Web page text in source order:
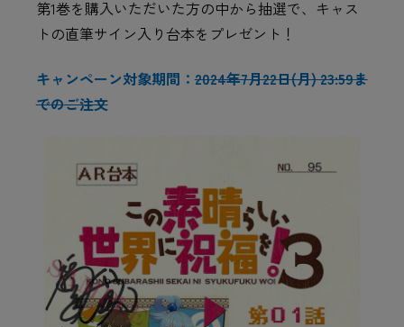
第1巻を購入いただいた方の中から抽選で、キャス
トの直筆サイン入り台本をプレゼント！
キャンペーン対象期間：2024年7月22日(月) 23:59ま
でのご注文